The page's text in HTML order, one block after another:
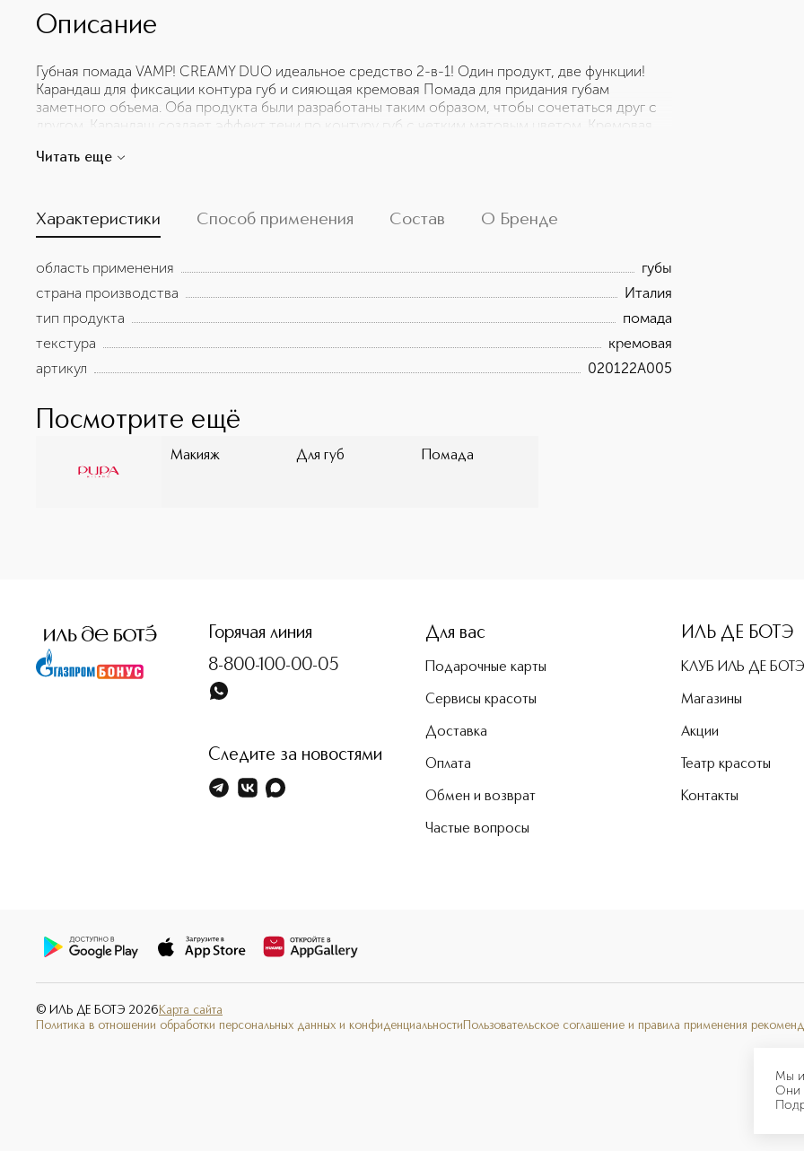
Мы
Они
Описание
Губная помада VAMP! CREAMY DUO идеальное средство 2-в-1! Один продукт, две функции!
Карандаш для фиксации контура губ и сияющая кремовая Помада для придания губам
заметного объема. Оба продукта были разработаны таким образом, чтобы сочетаться друг с
другом. Карандаш создает эффект тени по контуру губ с четким матовым цветом. Кремовая
объемные губы с насыщенным кремовым покрытием и стойким эффектом. Минималистичная
Читать еще
Характеристики Способ применения Состав О Бренде
область применения
губы
страна производства
Италия
тип продукта
помада
текстура
кремовая
артикул
020122A005
Посмотрите ещё
Макияж Для губ Помада
Горячая линия
8-800-100-00-05
Следите за новостями
Для вас
Подарочные карты
Сервисы красоты
Доставка
Оплата
Обмен и возврат
Частые вопросы
ИЛЬ ДЕ БОТЭ
КЛУБ ИЛЬ ДЕ БОТЭ
Магазины
Акции
Театр красоты
Контакты
© ИЛЬ ДЕ БОТЭ 2026 Карта сайта
Политика в отношении обработки персональных данных и конфиденциальности Пользовательское соглашение и правила применения